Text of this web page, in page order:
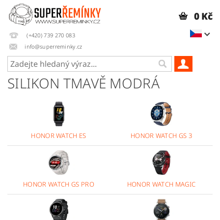
(+420) 739 270 083
info@superreminky.cz
0 Kč
SILIKON TMAVĚ MODRÁ
HONOR WATCH ES HONOR WATCH GS 3
HONOR WATCH GS PRO HONOR WATCH MAGIC